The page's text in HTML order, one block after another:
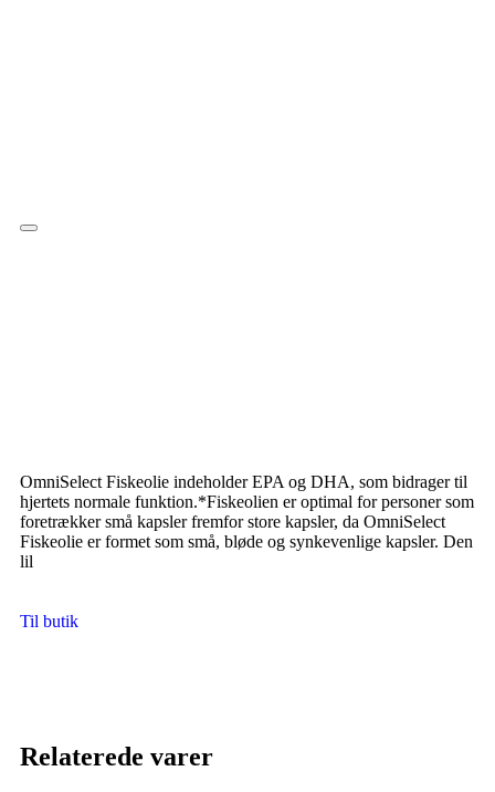
Hamburger Toggle Menu
OmniSelect Fiskeolie indeholder EPA og DHA, som bidrager til
hjertets normale funktion.*Fiskeolien er optimal for personer som
foretrækker små kapsler fremfor store kapsler, da OmniSelect
Fiskeolie er formet som små, bløde og synkevenlige kapsler. Den
lil
Til butik
Relaterede varer